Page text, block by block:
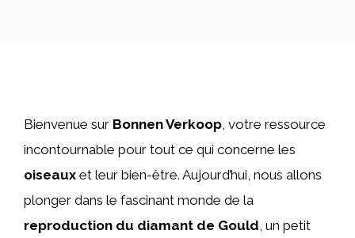
Bienvenue sur Bonnen Verkoop , votre ressource
incontournable pour tout ce qui concerne les
oiseaux et leur bien-être. Aujourd’hui, nous allons
plonger dans le fascinant monde de la
reproduction du diamant de Gould , un petit